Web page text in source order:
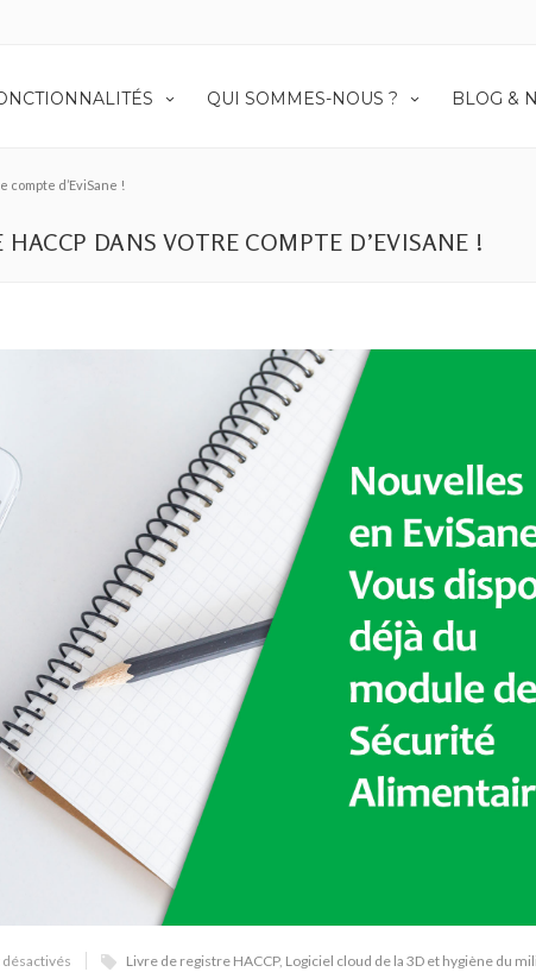
QUI SOMMES-NOUS ? BLOG &
compte d’EviSane !
DANS VOTRE COMPTE D’EVISANE !
Livre de registre HACCP, Logiciel cloud de la 3D et hygiène du